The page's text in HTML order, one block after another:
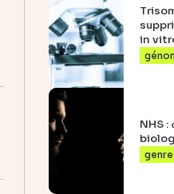
in
NHS
genre